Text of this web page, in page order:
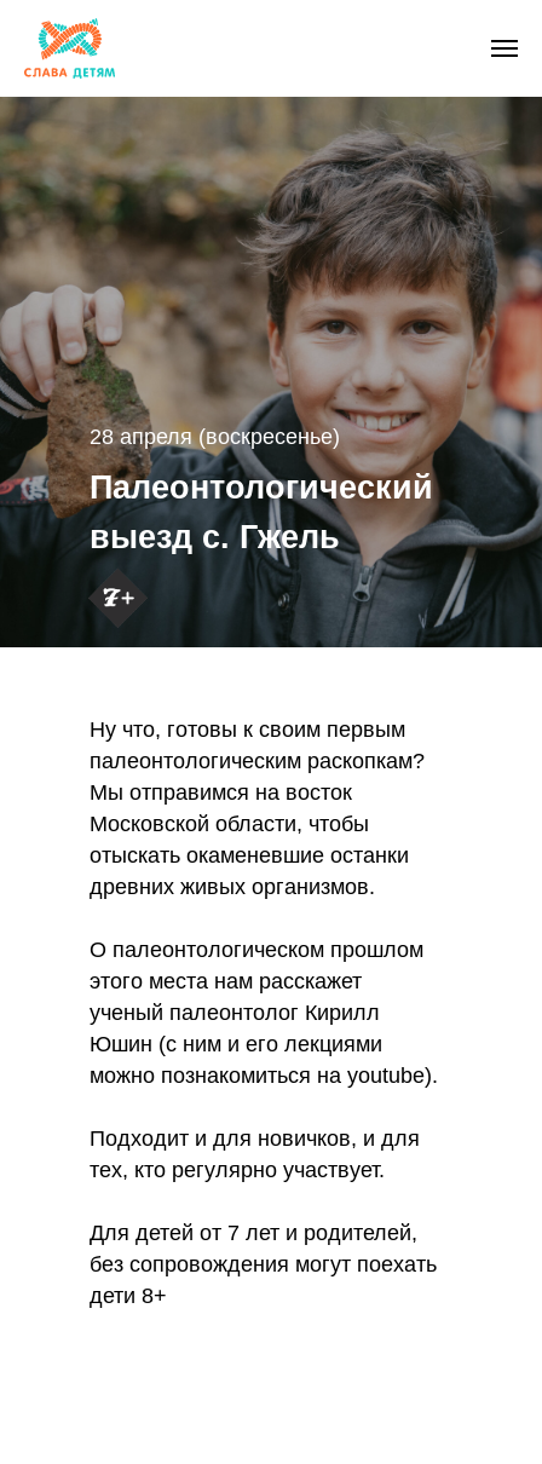
Палеонтологический
выезд с. Гжель
28 апреля (воскресенье)
Ну что, готовы к своим первым
палеонтологическим раскопкам?
Мы отправимся на восток
Московской области, чтобы
отыскать окаменевшие останки
древних живых организмов.
О палеонтологическом прошлом
этого места нам расскажет
ученый палеонтолог Кирилл
Юшин (с ним и его лекциями
можно познакомиться на youtube).
Подходит и для новичков, и для
тех, кто регулярно участвует.
Для детей от 7 лет и родителей,
без сопровождения могут поехать
дети 8+